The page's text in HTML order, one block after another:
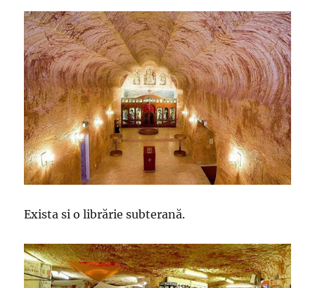
Exista si o librărie subterană.